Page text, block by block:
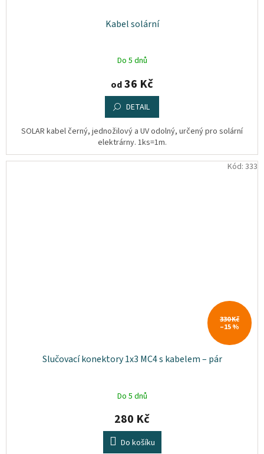
Kabel solární
Do 5 dnů
od36 Kč
DETAIL
SOLAR kabel černý, jednožilový a UV odolný, určený pro solární
elektrárny. 1ks=1m.
330 Kč
–15 %
Slučovací konektory 1x3 MC4 s kabelem – pár
Do 5 dnů
280 Kč
Do košíku
Kód: 333